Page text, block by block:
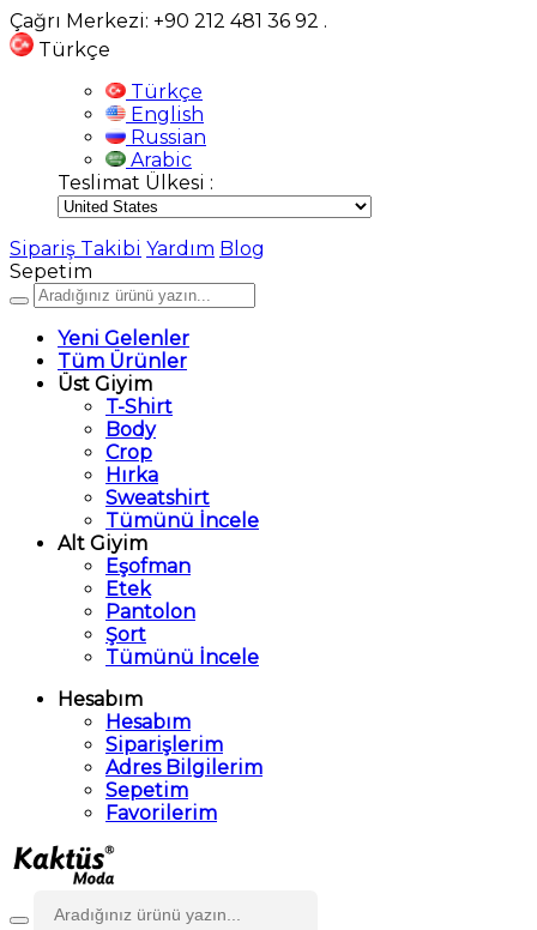
Çağrı Merkezi: +90 212 481 36 92 .
Türkçe
Türkçe
English
Russian
Arabic
Teslimat Ülkesi :
Sipariş Takibi Yardım Blog
Sepetim
Yeni Gelenler
Tüm Ürünler
Üst Giyim
T-Shirt
Body
Crop
Hırka
Sweatshirt
Tümünü İncele
Alt Giyim
Eşofman
Etek
Pantolon
Şort
Tümünü İncele
Hesabım
Hesabım
Siparişlerim
Adres Bilgilerim
Sepetim
Favorilerim